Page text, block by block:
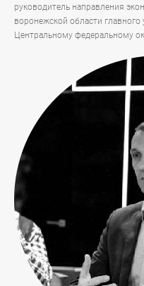
руководитель направления
воронежской области
Центральному федеральному